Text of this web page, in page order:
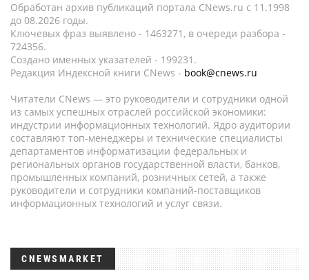
Обработан архив публикаций портала CNews.ru c 11.1998
до 08.2026 годы.
Ключевых фраз выявлено - 1463271, в очереди разбора -
724356.
Создано именных указателей - 199231.
Редакция Индексной книги CNews - book@cnews.ru
Читатели CNews — это руководители и сотрудники одной
из самых успешных отраслей российской экономики:
индустрии информационных технологий. Ядро аудитории
составляют топ-менеджеры и технические специалисты
департаментов информатизации федеральных и
региональных органов государственной власти, банков,
промышленных компаний, розничных сетей, а также
руководители и сотрудники компаний-поставщиков
информационных технологий и услуг связи.
CNEWSMARKET